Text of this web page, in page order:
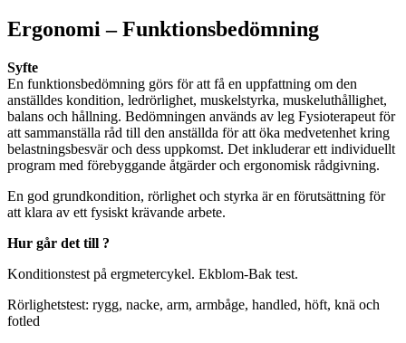
Ergonomi – Funktionsbedömning
Syfte
En funktionsbedömning görs för att få en uppfattning om den
anställdes kondition, ledrörlighet, muskelstyrka, muskeluthållighet,
balans och hållning. Bedömningen används av leg Fysioterapeut för
att sammanställa råd till den anställda för att öka medvetenhet kring
belastningsbesvär och dess uppkomst. Det inkluderar ett individuellt
program med förebyggande åtgärder och ergonomisk rådgivning.
En god grundkondition, rörlighet och styrka är en förutsättning för
att klara av ett fysiskt krävande arbete.
Hur går det till ?
Konditionstest på ergmetercykel. Ekblom-Bak test.
Rörlighetstest: rygg, nacke, arm, armbåge, handled, höft, knä och
fotled